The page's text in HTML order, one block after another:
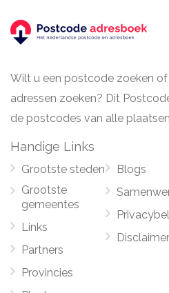
Wilt u een postcode zoeken
adressen zoeken? Dit
de postcodes van alle
Handige Links
Grootste steden
Grootste
gemeentes
Links
Partners
Provincies
Blogs
Disclaimer